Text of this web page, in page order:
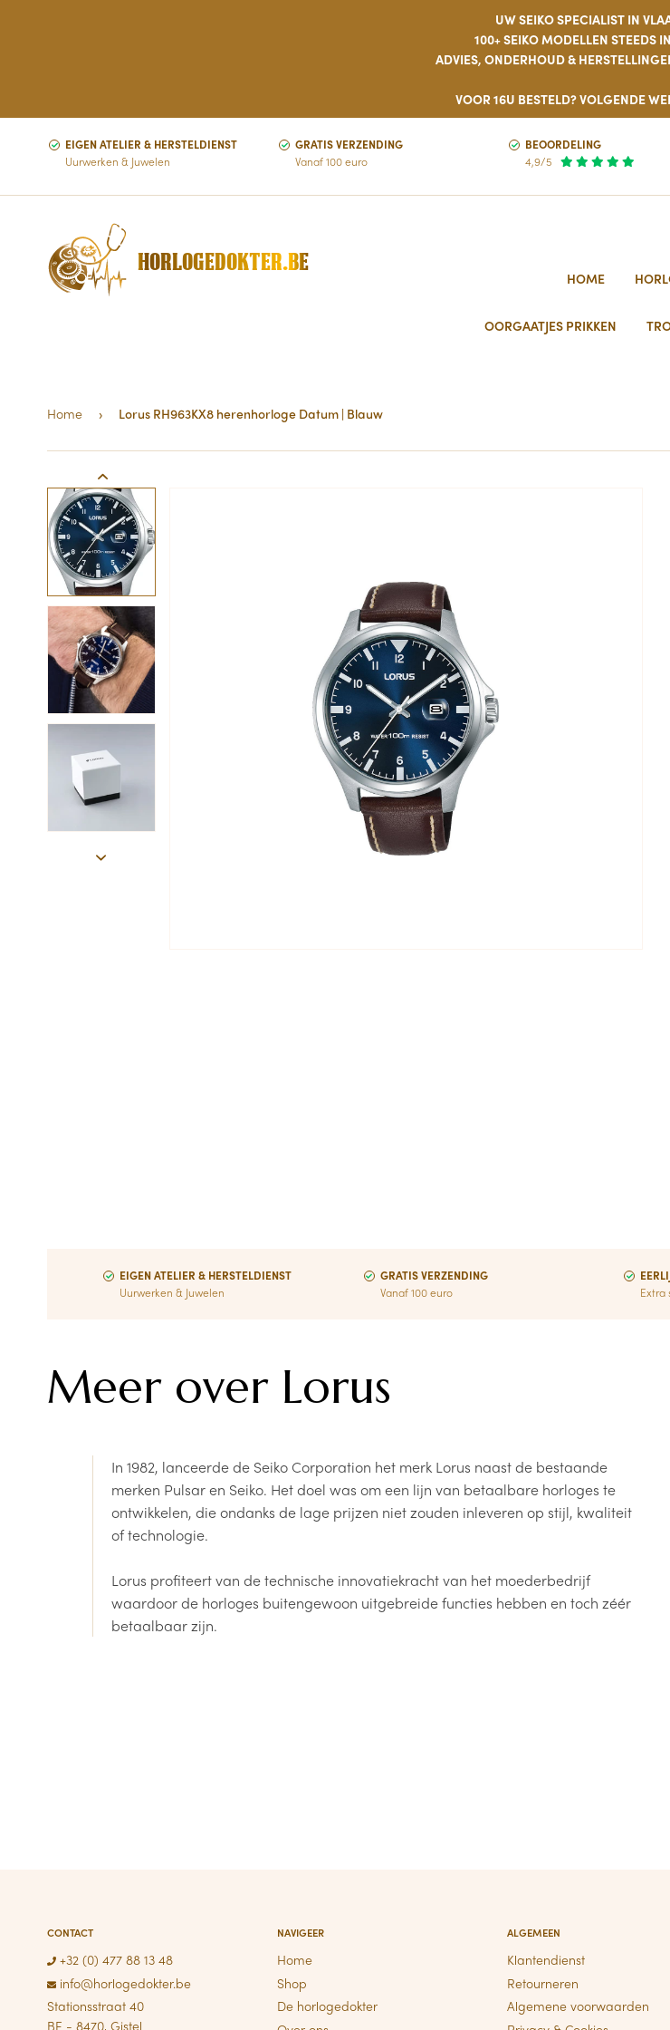
UW SEIKO SPECIALIST IN
100+ SEIKO MODELLEN STEEDS
ADVIES, ONDERHOUD &
VOOR 16U BESTELD? VOLGENDE
EIGEN ATELIER & HERSTELDIENST
Uurwerken & Juwelen
GRATIS VERZENDING
Vanaf 100 euro
BEOORDELING
4,9/5
HORLOGEDOKTER.BE
HOME
OORGAATJES PRIKKEN
Home › Lorus RH963KX8 herenhorloge Datum | Blauw
EIGEN ATELIER & HERSTELDIENST
Uurwerken & Juwelen
GRATIS VERZENDING
Vanaf 100 euro
Extra
Meer over Lorus
In 1982, lanceerde de Seiko Corporation het merk Lorus naast de bestaande
merken Pulsar en Seiko. Het doel was om een lijn van betaalbare horloges te
ontwikkelen, die ondanks de lage prijzen niet zouden inleveren op stijl, kwaliteit
of technologie.
Lorus profiteert van de technische innovatiekracht van het moederbedrijf
waardoor de horloges buitengewoon uitgebreide functies hebben en toch zéér
betaalbaar zijn.
CONTACT
+32 (0) 477 88 13 48
info@horlogedokter.be
Stationsstraat 40
BE - 8470, Gistel
NAVIGEER
Home
Shop
De horlogedokter
ALGEMEEN
Klantendienst
Retourneren
Algemene voorwaarden